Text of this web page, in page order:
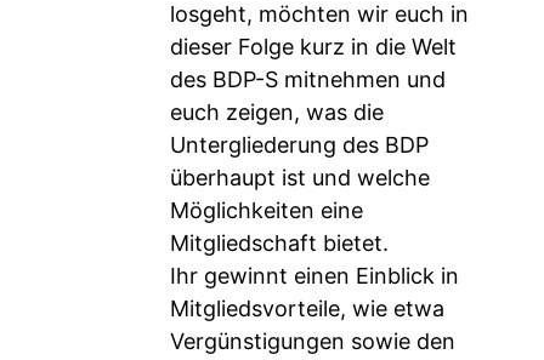
losgeht, möchten wir euch in
dieser Folge kurz in die Welt
des BDP-S mitnehmen und
euch zeigen, was die
Untergliederung des BDP
überhaupt ist und welche
Möglichkeiten eine
Mitgliedschaft bietet.
Ihr gewinnt einen Einblick in
Mitgliedsvorteile, wie etwa
Vergünstigungen sowie den